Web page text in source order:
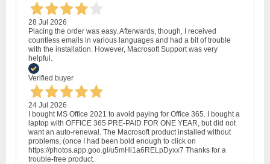
28 Jul 2026
Placing the order was easy. Afterwards, though, I received
countless emails in various languages and had a bit of trouble
with the installation. However, Macrosoft Support was very
helpful.
Verified buyer
24 Jul 2026
I bought MS Office 2021 to avoid paying for Office 365. I bought a
laptop with OFFICE 365 PRE-PAID FOR ONE YEAR, but did not
want an auto-renewal. The Macrosoft product installed without
problems, (once I had been bold enough to click on
https://photos.app.goo.gl/u5mHi1a6RELpDyxx7 Thanks for a
trouble-free product.